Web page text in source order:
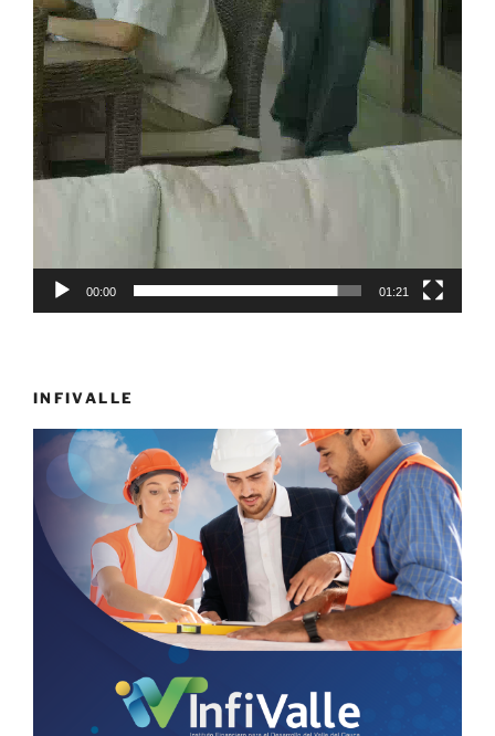
00:00 01:21
INFIVALLE